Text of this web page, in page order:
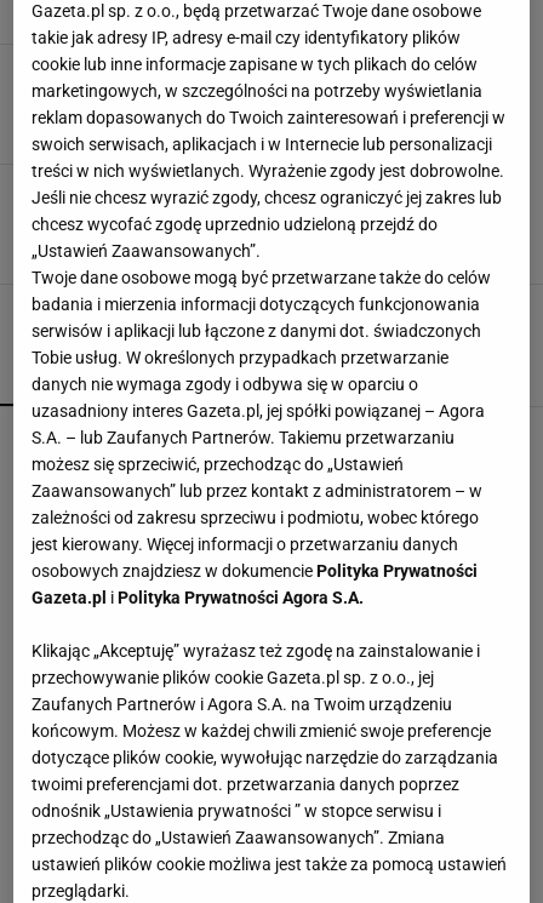
Toaletka - akcesoria, które musisz mieć
DODATKI HOME&YOU LUSTRO SZKATUŁKA
Hity z wyprzedaży w home&you - na to warto
polować
AKCESORIA KUCHENNE
POPULARNE NAJNOWSZE
Fotopułapka przyłapie każdego, kto odwiedza
ogród w nocy. I sarnę, i złodzieja
Kochały je nasze babcie. Garnki żeliwne są
niezastąpione w letniej i jesiennej kuchni
To nie jest zwykły burger. Jego smak podkręca
wyjątkowy składnik
MATERIAŁ PROMOCYJNY
Vintage gramofony wracają do łask. Polacy na
nowo pokochali vinyle
Te dywany są porządne jak za dawnych lato.
Piękne wzory, a ceny? Nawet mniej niż 50 zł
Gazeta.pl sp. z o.o., będą przetwarzać Twoje dane osobowe
takie jak adresy IP, adresy e-mail czy identyfikatory plików
cookie lub inne informacje zapisane w tych plikach do celów
marketingowych, w szczególności na potrzeby wyświetlania
reklam dopasowanych do Twoich zainteresowań i preferencji w
swoich serwisach, aplikacjach i w Internecie lub personalizacji
treści w nich wyświetlanych. Wyrażenie zgody jest dobrowolne.
Jeśli nie chcesz wyrazić zgody, chcesz ograniczyć jej zakres lub
chcesz wycofać zgodę uprzednio udzieloną przejdź do
„Ustawień Zaawansowanych”.
Twoje dane osobowe mogą być przetwarzane także do celów
badania i mierzenia informacji dotyczących funkcjonowania
serwisów i aplikacji lub łączone z danymi dot. świadczonych
Tobie usług. W określonych przypadkach przetwarzanie
danych nie wymaga zgody i odbywa się w oparciu o
uzasadniony interes Gazeta.pl, jej spółki powiązanej – Agora
S.A. – lub Zaufanych Partnerów. Takiemu przetwarzaniu
możesz się sprzeciwić, przechodząc do „Ustawień
Zaawansowanych” lub przez kontakt z administratorem – w
zależności od zakresu sprzeciwu i podmiotu, wobec którego
jest kierowany. Więcej informacji o przetwarzaniu danych
osobowych znajdziesz w dokumenciePolityka Prywatności
Gazeta.pl iPolityka Prywatności Agora S.A.
Klikając „Akceptuję” wyrażasz też zgodę na zainstalowanie i
przechowywanie plików cookie Gazeta.pl sp. z o.o., jej
Zaufanych Partnerów i Agora S.A. na Twoim urządzeniu
końcowym. Możesz w każdej chwili zmienić swoje preferencje
dotyczące plików cookie, wywołując narzędzie do zarządzania
twoimi preferencjami dot. przetwarzania danych poprzez
odnośnik „Ustawienia prywatności ” w stopce serwisu i
przechodząc do „Ustawień Zaawansowanych”. Zmiana
ustawień plików cookie możliwa jest także za pomocą ustawień
przeglądarki.